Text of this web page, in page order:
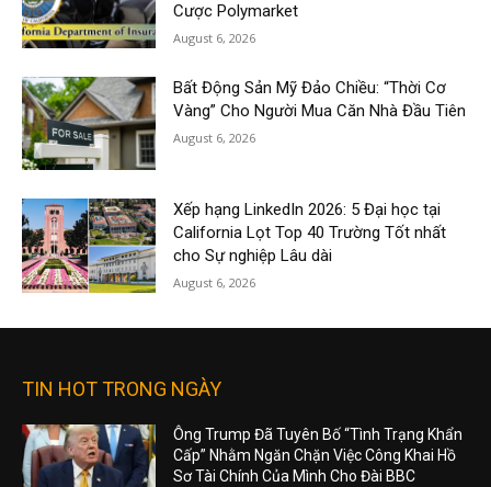
Cược Polymarket
August 6, 2026
Bất Động Sản Mỹ Đảo Chiều: “Thời Cơ
Vàng” Cho Người Mua Căn Nhà Đầu Tiên
August 6, 2026
Xếp hạng LinkedIn 2026: 5 Đại học tại
California Lọt Top 40 Trường Tốt nhất
cho Sự nghiệp Lâu dài
August 6, 2026
TIN HOT TRONG NGÀY
Ông Trump Đã Tuyên Bố “Tình Trạng Khẩn
Cấp” Nhằm Ngăn Chặn Việc Công Khai Hồ
Sơ Tài Chính Của Mình Cho Đài BBC